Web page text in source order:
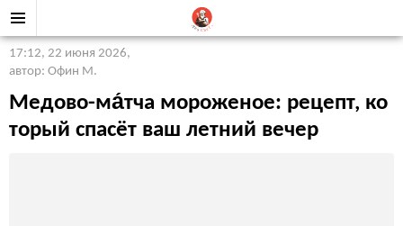
17:12, 22 июня 2026,
автор: Офин М.
Медово-ма́тча мороженое: рецепт, ко
торый спасёт ваш летний вечер